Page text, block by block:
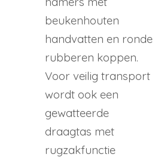
beukenhouten
handvatten en ronde
rubberen koppen.
Voor veilig transport
wordt ook een
gewatteerde
draagtas met
rugzakfunctie